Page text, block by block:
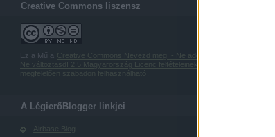
Creative Commons liszensz
Ez a Mű a Creative Commons Nevezd meg! - Ne add el! -
Ne változtasd! 2.5 Magyarország Licenc feltételeinek
megfelelően szabadon felhasználható
A LégierőBlogger linkjei
Airbase Blog